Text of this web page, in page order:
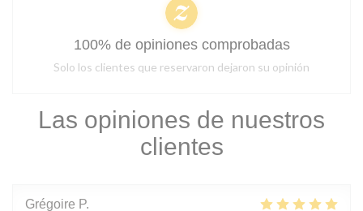
Las opiniones de nuestros
clientes
Grégoire P
100% de opiniones comprobadas
Solo los clientes que reservaron dejaron su opinión